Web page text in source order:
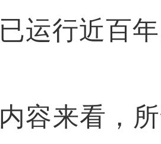
运行近百
来看，所